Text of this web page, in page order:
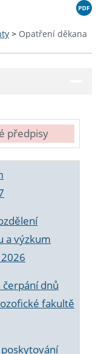
> Opatření děkana
předpisy
a výzkum
dnů
fakultě